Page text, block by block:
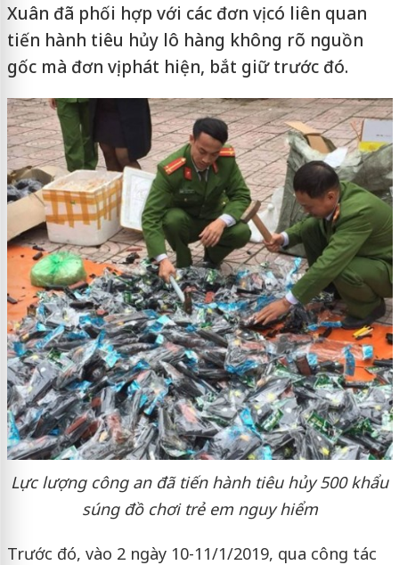
Xuân đã phối hợp với các đơn vị có liên quan
tiến hành tiêu hủy lô hàng không rõ nguồn
gốc mà đơn vị phát hiện, bắt giữ trước đó.
Lực lượng công an đã tiến hành tiêu hủy 500 khẩu
súng đồ chơi trẻ em nguy hiểm
Trước đó, vào 2 ngày 10-11/1/2019, qua công tác